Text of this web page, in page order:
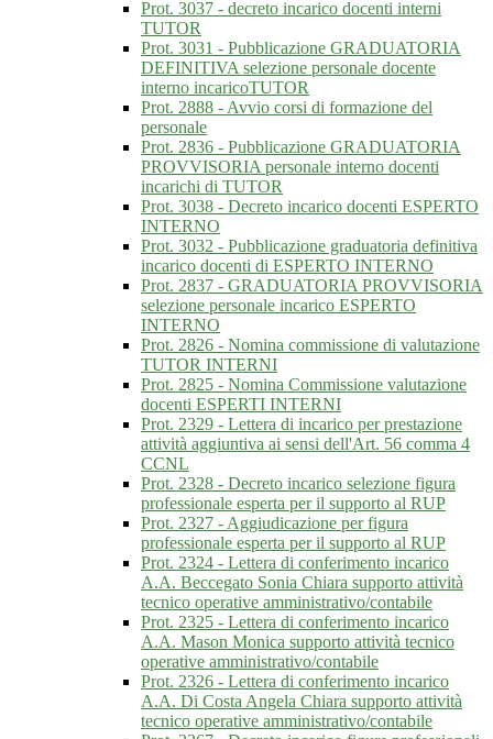
Prot. 3037 - decreto incarico docenti interni
TUTOR
Prot. 3031 - Pubblicazione GRADUATORIA
DEFINITIVA selezione personale docente
interno incaricoTUTOR
Prot. 2888 - Avvio corsi di formazione del
personale
Prot. 2836 - Pubblicazione GRADUATORIA
PROVVISORIA personale interno docenti
incarichi di TUTOR
Prot. 3038 - Decreto incarico docenti ESPERTO
INTERNO
Prot. 3032 - Pubblicazione graduatoria definitiva
incarico docenti di ESPERTO INTERNO
Prot. 2837 - GRADUATORIA PROVVISORIA
selezione personale incarico ESPERTO
INTERNO
Prot. 2826 - Nomina commissione di valutazione
TUTOR INTERNI
Prot. 2825 - Nomina Commissione valutazione
docenti ESPERTI INTERNI
Prot. 2329 - Lettera di incarico per prestazione
attività aggiuntiva ai sensi dell'Art. 56 comma 4
CCNL
Prot. 2328 - Decreto incarico selezione figura
professionale esperta per il supporto al RUP
Prot. 2327 - Aggiudicazione per figura
professionale esperta per il supporto al RUP
Prot. 2324 - Lettera di conferimento incarico
A.A. Beccegato Sonia Chiara supporto attività
tecnico operative amministrativo/contabile
Prot. 2325 - Lettera di conferimento incarico
A.A. Mason Monica supporto attività tecnico
operative amministrativo/contabile
Prot. 2326 - Lettera di conferimento incarico
A.A. Di Costa Angela Chiara supporto attività
tecnico operative amministrativo/contabile